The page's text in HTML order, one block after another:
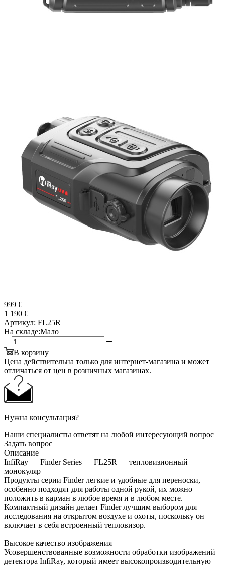
999 €
1 190 €
Артикул: FL25R
На складе:Мало
В корзину
Цена действительна только для интернет-магазина и может
отличаться от цен в розничных магазинах.
Нужна консультация?
Наши специалисты ответят на любой интересующий вопрос
Задать вопрос
Описание
InfiRay — Finder Series — FL25R — тепловизионный
монокуляр
Продукты серии Finder легкие и удобные для переноски,
особенно подходят для работы одной рукой, их можно
положить в карман в любое время и в любом месте.
Компактный дизайн делает Finder лучшим выбором для
исследования на открытом воздухе и охоты, поскольку он
включает в себя встроенный тепловизор.
Высокое качество изображения
Усовершенствованные возможности обработки изображений
детектора InfiRay, который имеет высокопроизводительную